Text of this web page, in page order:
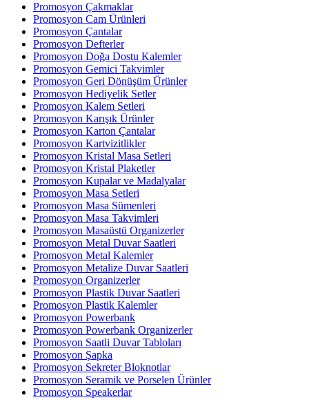
Promosyon Çakmaklar
Promosyon Cam Ürünleri
Promosyon Çantalar
Promosyon Defterler
Promosyon Doğa Dostu Kalemler
Promosyon Gemici Takvimler
Promosyon Geri Dönüşüm Ürünler
Promosyon Hediyelik Setler
Promosyon Kalem Setleri
Promosyon Karışık Ürünler
Promosyon Karton Çantalar
Promosyon Kartvizitlikler
Promosyon Kristal Masa Setleri
Promosyon Kristal Plaketler
Promosyon Kupalar ve Madalyalar
Promosyon Masa Setleri
Promosyon Masa Sümenleri
Promosyon Masa Takvimleri
Promosyon Masaüstü Organizerler
Promosyon Metal Duvar Saatleri
Promosyon Metal Kalemler
Promosyon Metalize Duvar Saatleri
Promosyon Organizerler
Promosyon Plastik Duvar Saatleri
Promosyon Plastik Kalemler
Promosyon Powerbank
Promosyon Powerbank Organizerler
Promosyon Saatli Duvar Tabloları
Promosyon Şapka
Promosyon Sekreter Bloknotlar
Promosyon Seramik ve Porselen Ürünler
Promosyon Speakerlar